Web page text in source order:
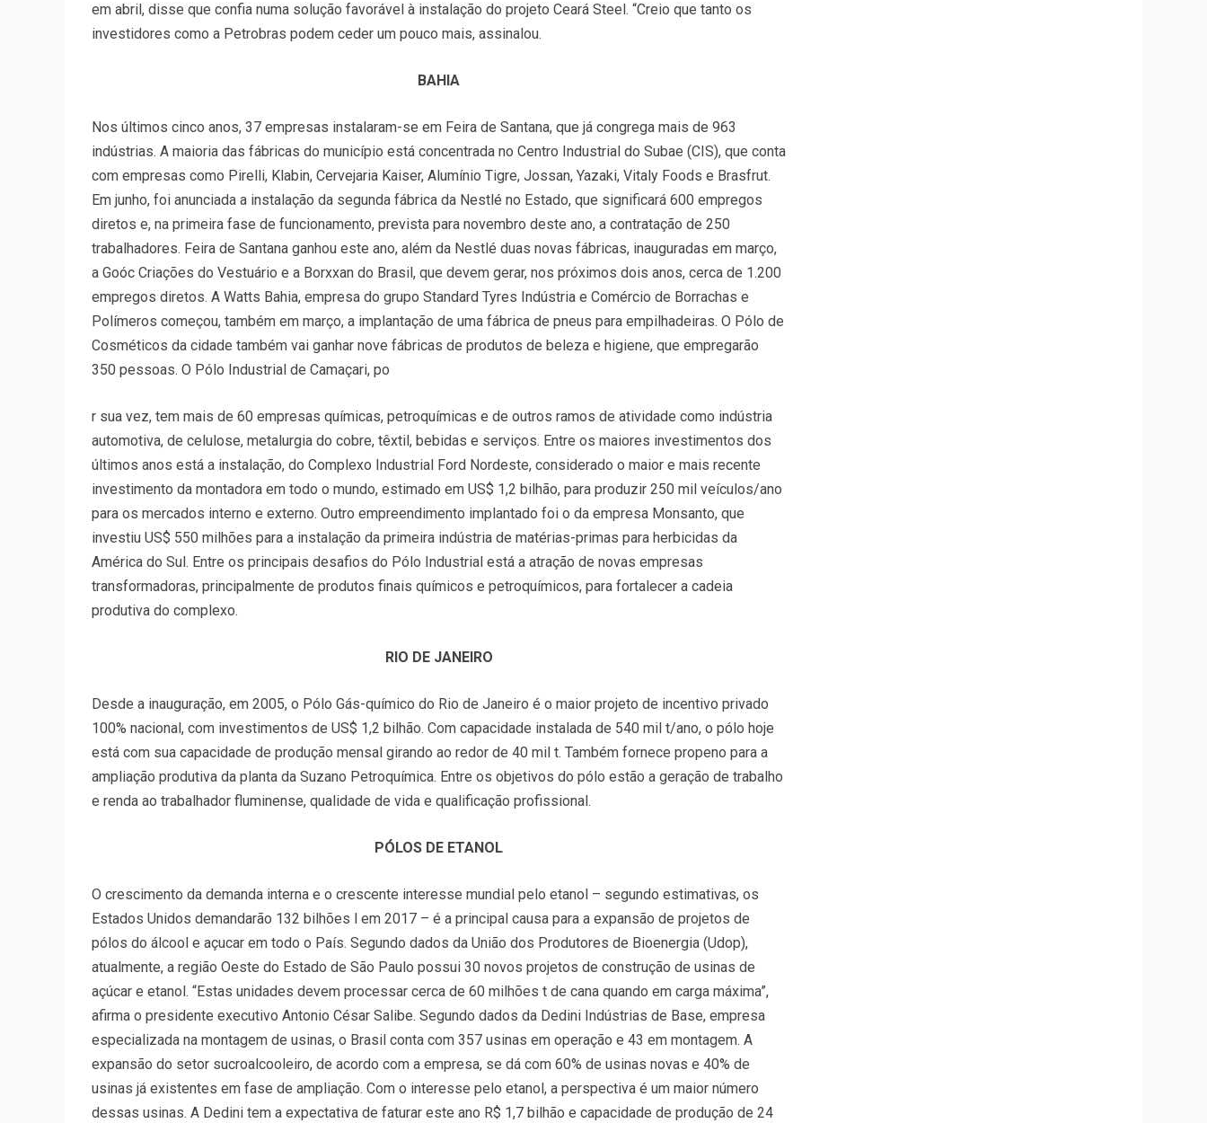
em abril, disse que confia numa solução favorável à instalação do projeto Ceará Steel. “Creio que tanto os
investidores como a Petrobras podem ceder um pouco mais, assinalou.
BAHIA
Nos últimos cinco anos, 37 empresas instalaram-se em Feira de Santana, que já congrega mais de 963
indústrias. A maioria das fábricas do município está concentrada no Centro Industrial do Subae (CIS), que conta
com empresas como Pirelli, Klabin, Cervejaria Kaiser, Alumínio Tigre, Jossan, Yazaki, Vitaly Foods e Brasfrut.
Em junho, foi anunciada a instalação da segunda fábrica da Nestlé no Estado, que significará 600 empregos
diretos e, na primeira fase de funcionamento, prevista para novembro deste ano, a contratação de 250
trabalhadores. Feira de Santana ganhou este ano, além da Nestlé duas novas fábricas, inauguradas em março,
a Goóc Criações do Vestuário e a Borxxan do Brasil, que devem gerar, nos próximos dois anos, cerca de 1.200
empregos diretos. A Watts Bahia, empresa do grupo Standard Tyres Indústria e Comércio de Borrachas e
Polímeros começou, também em março, a implantação de uma fábrica de pneus para empilhadeiras. O Pólo de
Cosméticos da cidade também vai ganhar nove fábricas de produtos de beleza e higiene, que empregarão
350 pessoas. O Pólo Industrial de Camaçari, po
r sua vez, tem mais de 60 empresas químicas, petroquímicas e de outros ramos de atividade como indústria
automotiva, de celulose, metalurgia do cobre, têxtil, bebidas e serviços. Entre os maiores investimentos dos
últimos anos está a instalação, do Complexo Industrial Ford Nordeste, considerado o maior e mais recente
investimento da montadora em todo o mundo, estimado em US$ 1,2 bilhão, para produzir 250 mil veículos/ano
para os mercados interno e externo. Outro empreendimento implantado foi o da empresa Monsanto, que
investiu US$ 550 milhões para a instalação da primeira indústria de matérias-primas para herbicidas da
América do Sul. Entre os principais desafios do Pólo Industrial está a atração de novas empresas
transformadoras, principalmente de produtos finais químicos e petroquímicos, para fortalecer a cadeia
produtiva do complexo.
RIO DE JANEIRO
Desde a inauguração, em 2005, o Pólo Gás-químico do Rio de Janeiro é o maior projeto de incentivo privado
100% nacional, com investimentos de US$ 1,2 bilhão. Com capacidade instalada de 540 mil t/ano, o pólo hoje
está com sua capacidade de produção mensal girando ao redor de 40 mil t. Também fornece propeno para a
ampliação produtiva da planta da Suzano Petroquímica. Entre os objetivos do pólo estão a geração de trabalho
e renda ao trabalhador fluminense, qualidade de vida e qualificação profissional.
PÓLOS DE ETANOL
O crescimento da demanda interna e o crescente interesse mundial pelo etanol – segundo estimativas, os
Estados Unidos demandarão 132 bilhões l em 2017 – é a principal causa para a expansão de projetos de
pólos do álcool e açucar em todo o País. Segundo dados da União dos Produtores de Bioenergia (Udop),
atualmente, a região Oeste do Estado de São Paulo possui 30 novos projetos de construção de usinas de
açúcar e etanol. “Estas unidades devem processar cerca de 60 milhões t de cana quando em carga máxima”,
afirma o presidente executivo Antonio César Salibe. Segundo dados da Dedini Indústrias de Base, empresa
especializada na montagem de usinas, o Brasil conta com 357 usinas em operação e 43 em montagem. A
expansão do setor sucroalcooleiro, de acordo com a empresa, se dá com 60% de usinas novas e 40% de
usinas já existentes em fase de ampliação. Com o interesse pelo etanol, a perspectiva é um maior número
dessas usinas. A Dedini tem a expectativa de faturar este ano R$ 1,7 bilhão e capacidade de produção de 24